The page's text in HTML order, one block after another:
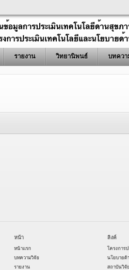
รายงาน วิทยานิพนธ์ บทควา
หน้า
หน้าแรก
บทความวิจัย
รายงาน
ลิงค์
โครงการ
นโยบายด้
สถาบันวิจั